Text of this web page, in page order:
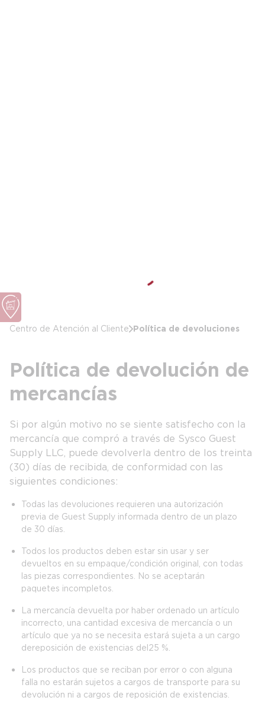
Centro de Atención al Cliente Política de devoluciones
Política de devolución de
mercancías
Si por algún motivo no se siente satisfecho con la
mercancía que compró a través de Sysco Guest
Supply LLC, puede devolverla dentro de los treinta
(30) días de recibida, de conformidad con las
siguientes condiciones:
Todas las devoluciones requieren una autorización
previa de Guest Supply informada dentro de un plazo
de 30 días.
Todos los productos deben estar sin usar y ser
devueltos en su empaque/condición original, con todas
las piezas correspondientes. No se aceptarán
paquetes incompletos.
La mercancía devuelta por haber ordenado un artículo
incorrecto, una cantidad excesiva de mercancía o un
artículo que ya no se necesita estará sujeta a un cargo
de reposición de existencias del 25 %.
Los productos que se reciban por error o con alguna
falla no estarán sujetos a cargos de transporte para su
devolución ni a cargos de reposición de existencias.